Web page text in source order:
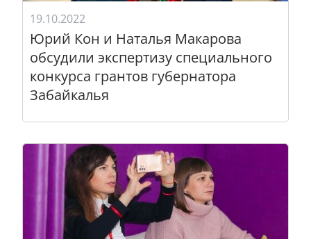
19.10.2022
Юрий Кон и Наталья Макарова
обсудили экспертизу специального
конкурса грантов губернатора
Забайкалья